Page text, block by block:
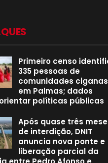
Primeiro censo
335 pessoas de
comunidades ciganas
em Palmas; dados
políticas públicas
Após quase três
de interdição, DNIT
anuncia nova ponte e
liberação parcial da